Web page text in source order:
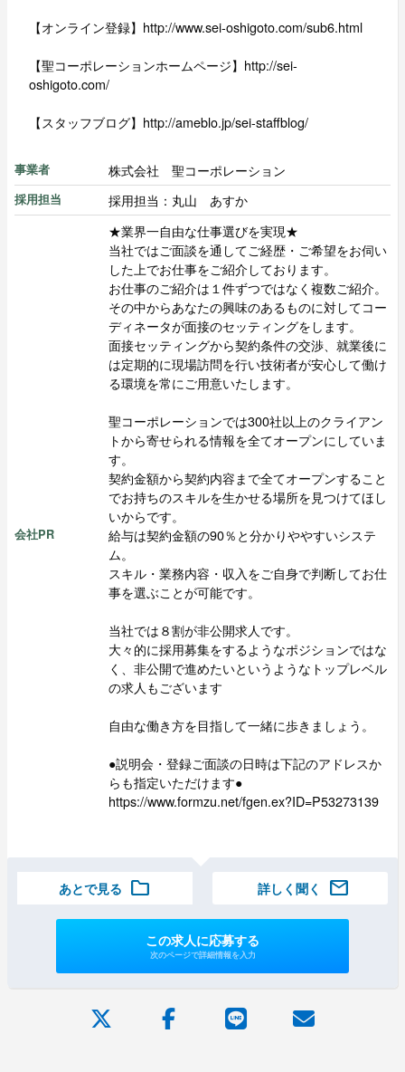
【オンライン登録】http://www.sei-oshigoto.com/sub6.html
【聖コーポレーションホームページ】http://sei-
oshigoto.com/
【スタッフブログ】http://ameblo.jp/sei-staffblog/
事業者 株式会社 聖コーポレーション
採用担当 採用担当：丸山 あすか
会社PR
★業界一自由な仕事選びを実現★
当社ではご面談を通してご経歴・ご希望をお伺い
した上でお仕事をご紹介しております。
お仕事のご紹介は１件ずつではなく複数ご紹介。
その中からあなたの興味のあるものに対してコー
ディネータが面接のセッティングをします。
面接セッティングから契約条件の交渉、就業後に
は定期的に現場訪問を行い技術者が安心して働け
る環境を常にご用意いたします。
聖コーポレーションでは300社以上のクライアン
トから寄せられる情報を全てオープンにしていま
す。
契約金額から契約内容まで全てオープンすること
でお持ちのスキルを生かせる場所を見つけてほし
いからです。
給与は契約金額の90％と分かりややすいシステ
ム。
スキル・業務内容・収入をご自身で判断してお仕
事を選ぶことが可能です。
当社では８割が非公開求人です。
大々的に採用募集をするようなポジションではな
く、非公開で進めたいというようなトップレベル
の求人もございます
自由な働き方を目指して一緒に歩きましょう。
●説明会・登録ご面談の日時は下記のアドレスか
らも指定いただけます●
https://www.formzu.net/fgen.ex?ID=P53273139
あとで見る folder 詳しく聞く mail
この求人に応募する
次のページで詳細情報を入力